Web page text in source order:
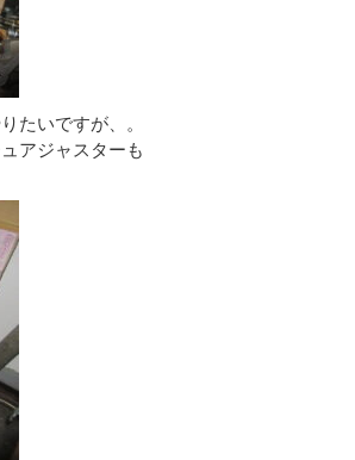
たいですが、。
アジャスターも